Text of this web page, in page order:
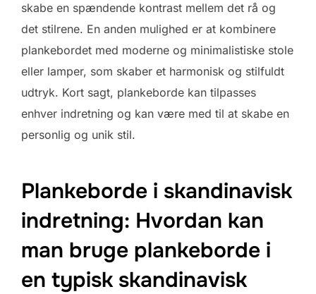
skabe en spændende kontrast mellem det rå og
det stilrene. En anden mulighed er at kombinere
plankebordet med moderne og minimalistiske stole
eller lamper, som skaber et harmonisk og stilfuldt
udtryk. Kort sagt, plankeborde kan tilpasses
enhver indretning og kan være med til at skabe en
personlig og unik stil.
Plankeborde i skandinavisk
indretning: Hvordan kan
man bruge plankeborde i
en typisk skandinavisk